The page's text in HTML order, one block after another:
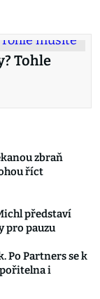
Tohle
zbraň
říct
představí
pro pauzu
Po Partners se k
i